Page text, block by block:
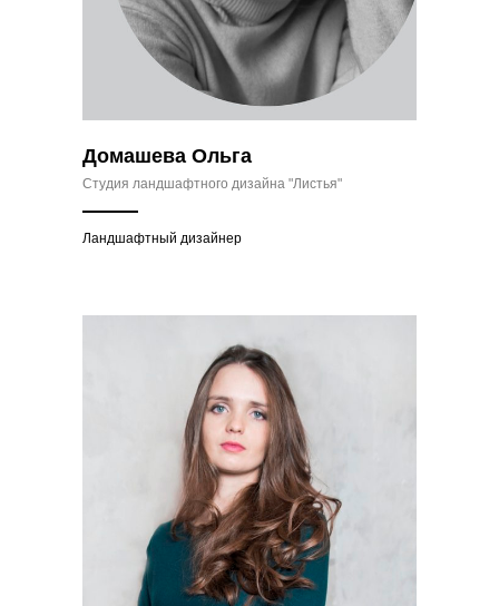
Домашева Ольга
Студия ландшафтного дизайна "Листья"
Ландшафтный дизайнер